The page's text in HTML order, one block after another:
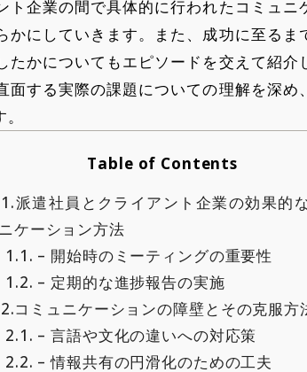
ト企業の間で具体的に行われたコミュ
かにしていきます。また、成功に至る
たかについてもエピソードを交えて紹
面する実際の課題についての理解を深
Table of Contents
1.派遣社員とクライアント企業の効果的
ケーション方法
1.1. – 開始時のミーティングの重要性
1.2. – 定期的な進捗報告の実施
2.コミュニケーションの障壁とその克服方
2.1. – 言語や文化の違いへの対応策
2.2. – 情報共有の円滑化のための工夫